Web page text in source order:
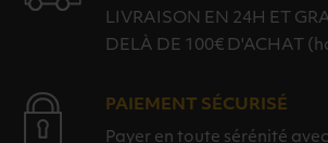
LIVRAISON EN 24H ET
DELÀ DE 100€ D'ACHAT
PAIEMENT SÉCURISÉ
Payer en toute sérénité